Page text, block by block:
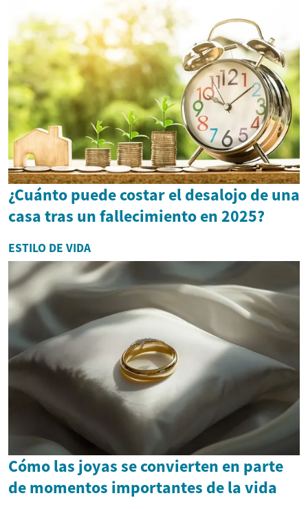
¿Cuánto puede costar el desalojo de una
casa tras un fallecimiento en 2025?
ESTILO DE VIDA
Cómo las joyas se convierten en parte
de momentos importantes de la vida